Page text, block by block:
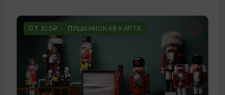
ОТ 100₽ ПУШКИНСКАЯ КАРТА